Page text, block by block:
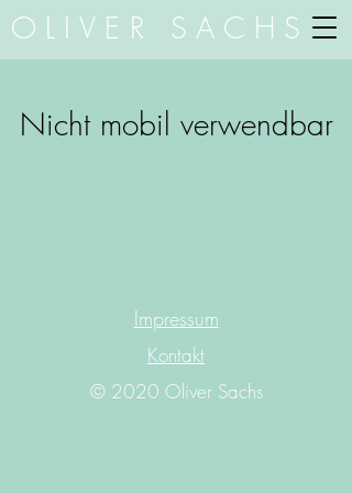
OLIVER SACHS
Nicht mobil verwendbar
Impressum
Kontakt
© 2020 Oliver Sachs